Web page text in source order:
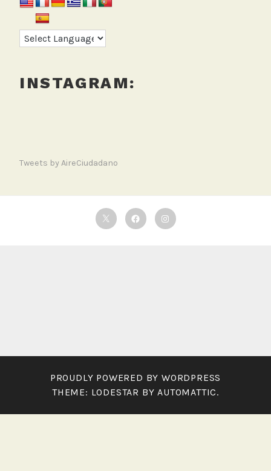
INSTAGRAM:
Tweets by AireCiudadano
TwitterFacebookInstagram
PROUDLY POWERED BY WORDPRESS
THEME: LODESTAR BYAUTOMATTIC.